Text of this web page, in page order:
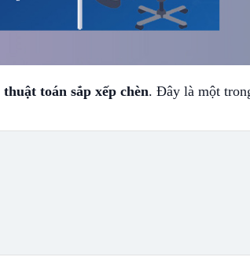
thuật toán sắp xếp chèn. Đây là một